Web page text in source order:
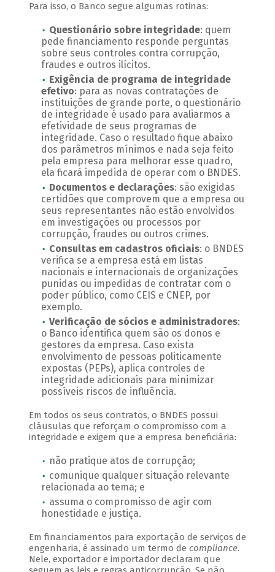
Para isso, o Banco segue algumas rotinas:
Questionário sobre integridade: quem
pede financiamento responde perguntas
sobre seus controles contra corrupção,
fraudes e outros ilícitos.
Exigência de programa de integridade
efetivo: para as novas contratações de
instituições de grande porte, o questionário
de integridade é usado para avaliarmos a
efetividade de seus programas de
integridade. Caso o resultado fique abaixo
dos parâmetros mínimos e nada seja feito
pela empresa para melhorar esse quadro,
ela ficará impedida de operar com o BNDES.
Documentos e declarações: são exigidas
certidões que comprovem que a empresa ou
seus representantes não estão envolvidos
em investigações ou processos por
corrupção, fraudes ou outros crimes.
Consultas em cadastros oficiais: o BNDES
verifica se a empresa está em listas
nacionais e internacionais de organizações
punidas ou impedidas de contratar com o
poder público, como CEIS e CNEP, por
exemplo.
Verificação de sócios e administradores:
o Banco identifica quem são os donos e
gestores da empresa. Caso exista
envolvimento de pessoas politicamente
expostas (PEPs), aplica controles de
integridade adicionais para minimizar
possíveis riscos de influência.
Em todos os seus contratos, o BNDES possui
cláusulas que reforçam o compromisso com a
integridade e exigem que a empresa beneficiária:
não pratique atos de corrupção;
comunique qualquer situação relevante
relacionada ao tema; e
assuma o compromisso de agir com
honestidade e justiça.
Em financiamentos para exportação de serviços de
engenharia, é assinado um termo de compliance.
Nele, exportador e importador declaram que